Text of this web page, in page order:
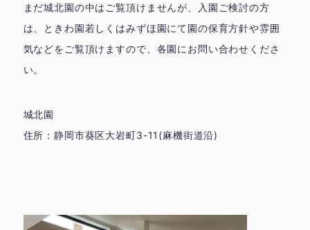
まだ城北園の中はご覧頂けませんが、入園ご検討の方
は、ときわ園若しくはみずほ園にて園の保育方針や雰囲
気などをご覧頂けますので、各園にお問い合わせくださ
い。
城北園
住所：静岡市葵区大岩町3-11(麻機街道沿)